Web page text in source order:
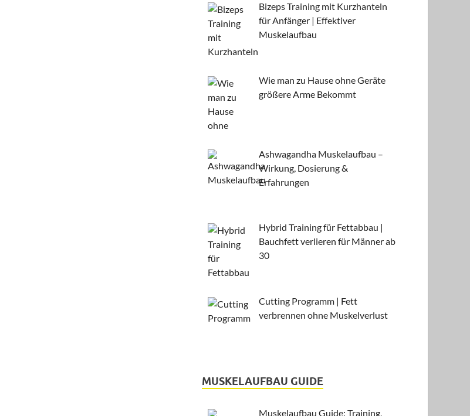
Bizeps Training mit Kurzhanteln
für Anfänger | Effektiver
Muskelaufbau
Wie man zu Hause ohne Geräte
größere Arme Bekommt
Ashwagandha Muskelaufbau –
Wirkung, Dosierung &
Erfahrungen
Hybrid Training für Fettabbau |
Bauchfett verlieren für Männer ab
30
Cutting Programm | Fett
verbrennen ohne Muskelverlust
MUSKELAUFBAU GUIDE
Muskelaufbau Guide: Training,